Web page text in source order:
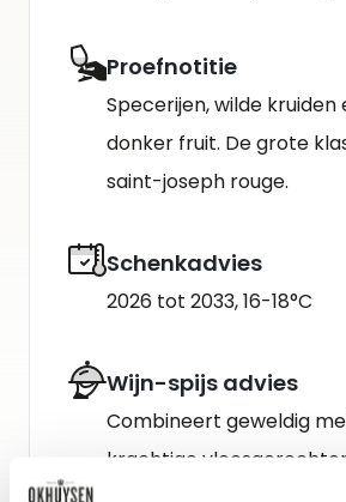
Proefnotitie
Specerijen, wilde kruiden
donker fruit. De grote
saint-joseph rouge.
Schenkadvies
2026 tot 2033, 16-18°C
Wijn-spijs advies
Combineert geweldig
krachtige